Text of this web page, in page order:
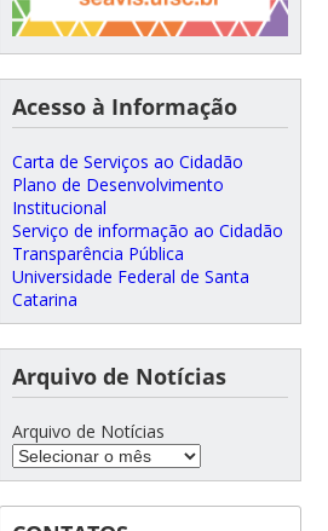
Acesso à Informação
Carta de Serviços ao Cidadão
Plano de Desenvolvimento
Institucional
Serviço de informação ao Cidadão
Transparência Pública
Universidade Federal de Santa
Catarina
Arquivo de Notícias
Arquivo de Notícias